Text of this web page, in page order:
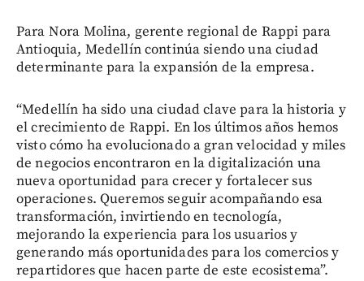
Para Nora Molina, gerente regional de Rappi para
Antioquia, Medellín continúa siendo una ciudad
determinante para la expansión de la empresa.
“Medellín ha sido una ciudad clave para la historia y
el crecimiento de Rappi. En los últimos años hemos
visto cómo ha evolucionado a gran velocidad y miles
de negocios encontraron en la digitalización una
nueva oportunidad para crecer y fortalecer sus
operaciones. Queremos seguir acompañando esa
transformación, invirtiendo en tecnología,
mejorando la experiencia para los usuarios y
generando más oportunidades para los comercios y
repartidores que hacen parte de este ecosistema”.